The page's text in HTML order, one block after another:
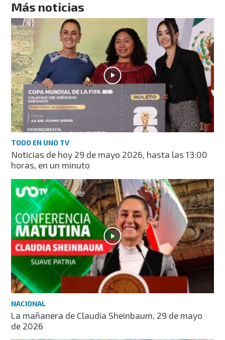
Más noticias
TODO EN UNO TV
Noticias de hoy 29 de mayo 2026, hasta las 13:00
horas, en un minuto
NACIONAL
La mañanera de Claudia Sheinbaum, 29 de mayo
de 2026